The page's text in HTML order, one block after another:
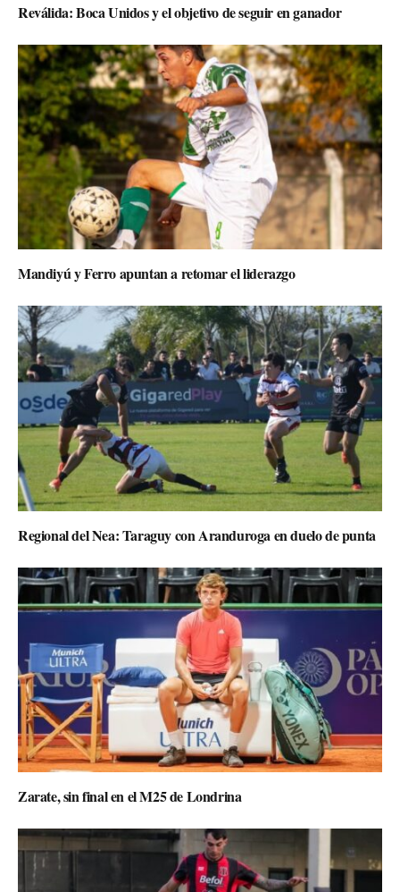
Reválida: Boca Unidos y el objetivo de seguir en ganador
Mandiyú y Ferro apuntan a retomar el liderazgo
Regional del Nea: Taraguy con Aranduroga en duelo de punta
Zarate, sin final en el M25 de Londrina